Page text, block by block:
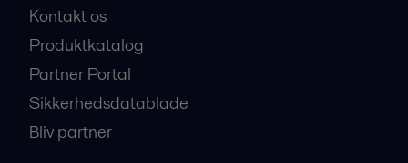
Kontakt os
Produktkatalog
Partner Portal
Sikkerhedsdatablade
Bliv partner